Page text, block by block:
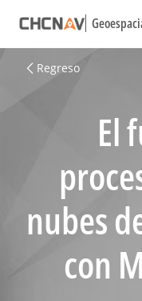
Regreso
El
nubes
con